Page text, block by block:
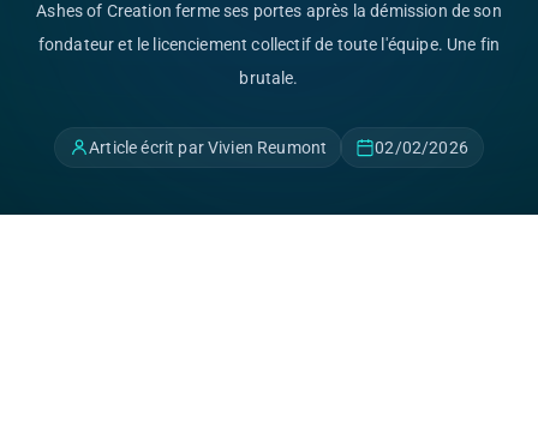
Ashes of Creation ferme ses portes après la démission de son
fondateur et le licenciement collectif de toute l'équipe. Une fin
brutale.
Article écrit par Vivien Reumont 02/02/2026